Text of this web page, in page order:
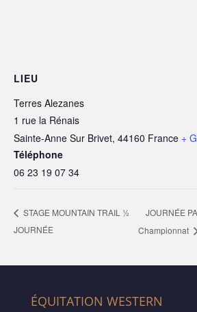
LIEU
Terres Alezanes
1 rue la Rénais
Sainte-Anne Sur Brivet, 44160 France +
Téléphone
06 23 19 07 34
STAGE MOUNTAIN TRAIL ½
JOURNÉE
JOURNÉE
Championnat
ÉQUITATION WESTERN